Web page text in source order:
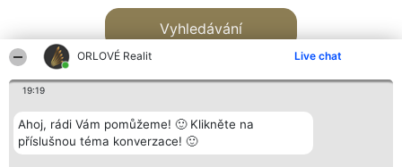
ORLOVÉ Realit Live chat
19:19
Ahoj, rádi Vám pomůžeme! 🙂 Klikněte na
příslušnou téma konverzace! 🙂
Vyhledávání